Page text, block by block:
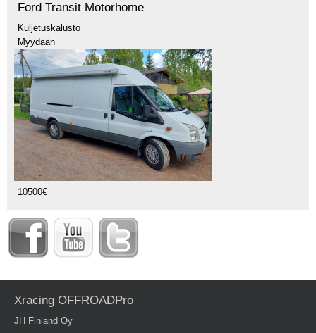
Ford Transit Motorhome
Kuljetuskalusto
Myydään
10500€
Xracing OFFROADPro
JH Finland Oy